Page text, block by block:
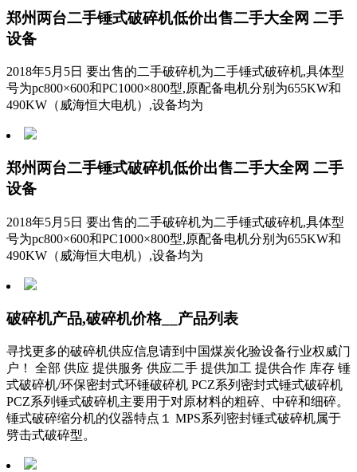
郑州两台二手锤式破碎机低价出售二手大全网 二手
设备
2018年5月5日 要出售的二手破碎机为二手锤式破碎机,具体型
号为pc800×600和PC1000×800型,原配备电机分别为655KW和
490KW（威海恒大电机）,设备均为
郑州两台二手锤式破碎机低价出售二手大全网 二手
设备
2018年5月5日 要出售的二手破碎机为二手锤式破碎机,具体型
号为pc800×600和PC1000×800型,原配备电机分别为655KW和
490KW（威海恒大电机）,设备均为
破碎机产品,破碎机价格__产品列表
寻找更多的破碎机供应信息请到中国煤炭化验设备行业权威门
户！ 全部 供应 提供服务 供应二手 提供加工 提供合作 库存 锤
式破碎机/环保密封式环锤破碎机 PCZ系列密封式锤式破碎机
PCZ系列锤式破碎机主要用于对原材料的粗碎、中碎和细碎。
锤式破碎缩分机的仪器特点１ MPS系列密封锤式破碎机属于
劈击式破碎型。